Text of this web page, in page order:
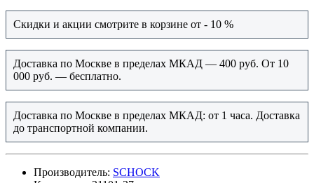
Скидки и акции смотрите в корзине от - 10 %
Доставка по Москве в пределах МКАД — 400 руб. От 10
000 руб. — бесплатно.
Доставка по Москве в пределах МКАД: от 1 часа. Доставка
до транспортной компании.
Производитель: SCHOCK